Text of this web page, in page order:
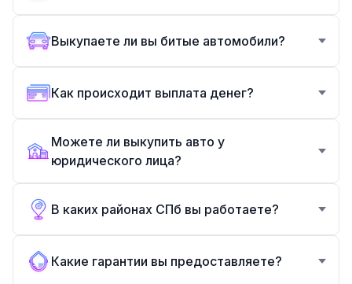
Выкупаете ли вы битые автомобили?
Как происходит выплата денег?
Можете ли выкупить авто у
юридического лица?
В каких районах СПб вы работаете?
Какие гарантии вы предоставляете?